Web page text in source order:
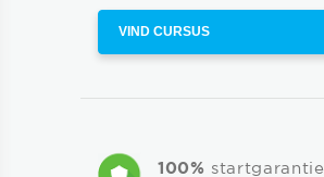
VIND CURSUS
100% startgarantie